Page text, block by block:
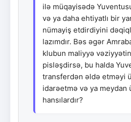
ilə müqayisədə
və ya daha ehtiyatlı bir
nümayiş etdirdiyini
lazımdır. Bəs əgər
klubun maliyyə
pisləşdirsə, bu halda
transferdən əldə etməyi
idarəetmə və ya meydan
hansılardır?